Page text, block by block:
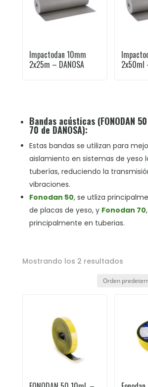
Impactodan 10mm
2x25m – DANOSA
2x50ml
Bandas acústicas (FONODAN 50
70 de DANOSA):
Estas bandas se utilizan para
aislamiento en sistemas de yeso
tuberías, reduciendo la
vibraciones.
Fonodan 50, se utliza
de placas de yeso, y Fonodan 70
principalmente en tuberias.
Mostrando los 2 resultados